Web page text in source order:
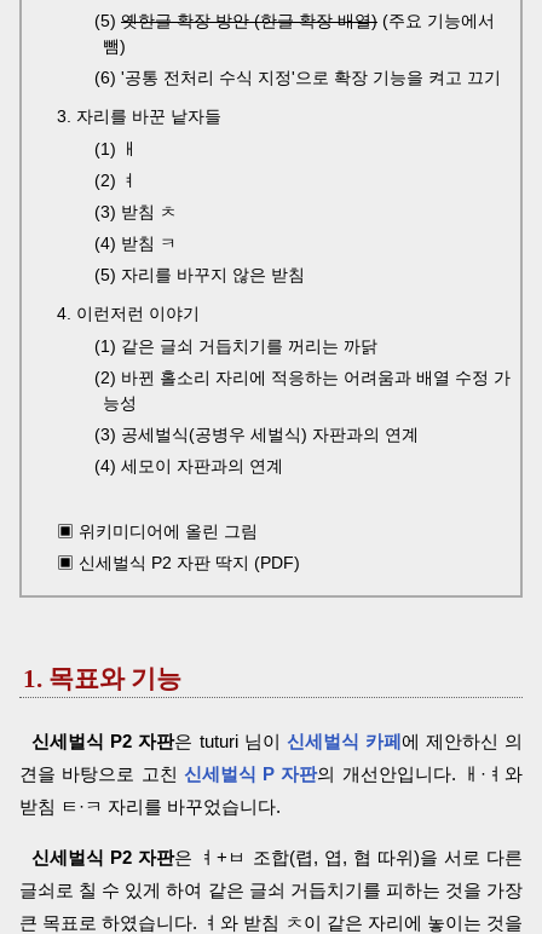
(5) 옛한글 확장 방안 (한글 확장 배열) (주요 기능에서
뺌)
(6) '공통 전처리 수식 지정'으로 확장 기능을 켜고 끄기
3. 자리를 바꾼 낱자들
(1) ㅐ
(2) ㅕ
(3) 받침 ㅊ
(4) 받침 ㅋ
(5) 자리를 바꾸지 않은 받침
4. 이런저런 이야기
(1) 같은 글쇠 거듭치기를 꺼리는 까닭
(2) 바뀐 홀소리 자리에 적응하는 어려움과 배열 수정 가
능성
(3) 공세벌식(공병우 세벌식) 자판과의 연계
(4) 세모이 자판과의 연계
▣ 위키미디어에 올린 그림
▣ 신세벌식 P2 자판 딱지 (PDF)
1. 목표와 기능
신세벌식 P2 자판은 tuturi 님이 신세벌식 카페에 제안하신 의
견을 바탕으로 고친 신세벌식 P 자판의 개선안입니다. ㅐ·ㅕ와
받침 ㅌ·ㅋ 자리를 바꾸었습니다.
신세벌식 P2 자판은 ㅕ+ㅂ 조합(렵, 엽, 협 따위)을 서로 다른
글쇠로 칠 수 있게 하여 같은 글쇠 거듭치기를 피하는 것을 가장
큰 목표로 하였습니다. ㅕ와 받침 ㅊ이 같은 자리에 놓이는 것을